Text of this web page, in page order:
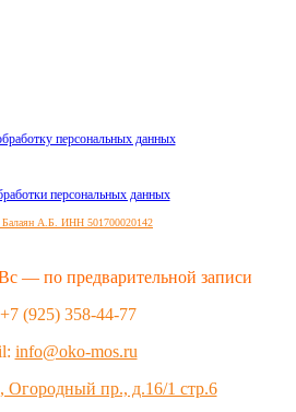
персональных данных
персональных данных
А.Б. ИНН 501700020142
— по предварительной записи
(925) 358-44-77
info@oko-mos.ru
Огородный пр., д.16/1 стр.6